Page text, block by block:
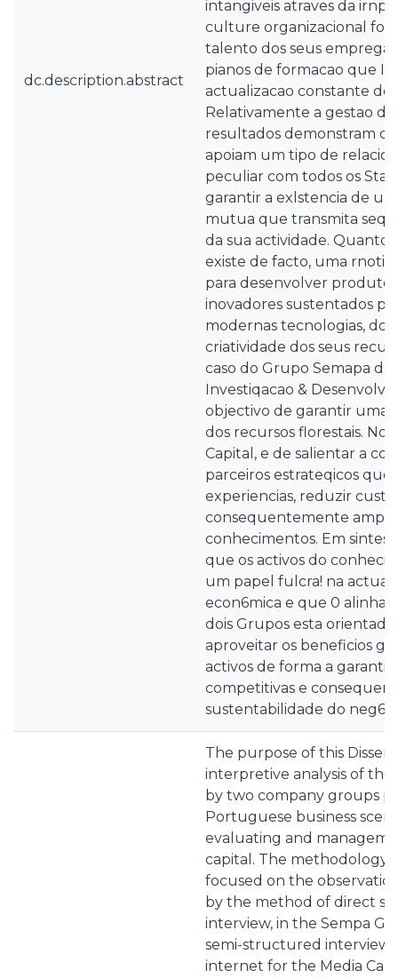
dc.description.abstract
intangiveis atraves da
culture organizacional
talento dos seus
pianos de formacao que
actualizacao constante
Relativamente a gestao
resultados demonstram
apoiam um tipo de
peculiar com todos os
garantir a exlstencia de
mutua que transmita
da sua actividade. Quanto
existe de facto, uma
para desenvolver
inovadores sustentados
modernas tecnologias, do
criatividade dos seus
caso do Grupo Semapa de
Investiqacao &
objectivo de garantir uma
dos recursos florestais. No
Capital, e de salientar a
parceiros estrateqicos
experiencias, reduzir
consequentemente
conhecimentos. Em
que os activos do
um papel fulcra! na
econ6mica e que 0
dois Grupos esta
aproveitar os beneficios
activos de forma a garantir
competitivas e
sustentabilidade do
The purpose of this
interpretive analysis of
by two company groups
Portuguese business
evaluating and
capital. The methodology
focused on the
by the method of direct
interview, in the Sempa
semi-structured interview
internet for the Media